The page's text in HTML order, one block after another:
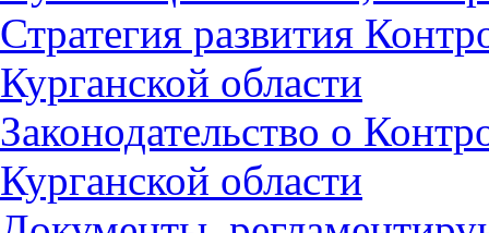
Стратегия развития
Курганской области
Законодательство о
Курганской области